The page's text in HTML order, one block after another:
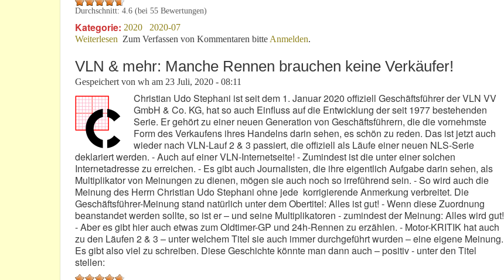
Durchschnitt: 4.6 (bei 55 Bewertungen)
Kategorie: 2020
2020-07
Weiterlesen über Wenn‘s um einen entscheidenden Vorteil geht!
Zum Verfassen von Kommentaren bitte Anmelden.
VLN & mehr: Manche Rennen brauchen keine Verkäufer!
Gespeichert von wh am 23 Juli, 2020 - 08:11
Christian Udo Stephani ist seit dem 1. Januar 2020 offiziell Geschäftsführer der VLN VV
GmbH & Co. KG, hat so auch Einfluss auf die Entwicklung der seit 1977 bestehenden
Serie. Er gehört zu einer neuen Generation von Geschäftsführern, die die vornehmste
Form des Verkaufens ihres Handelns darin sehen, es schön zu reden. Das ist jetzt auch
wieder nach VLN-Lauf 2 & 3 passiert, die offiziell als Läufe einer neuen NLS-Serie
deklariert werden. - Auch auf einer VLN-Internetseite! - Zumindest ist die unter einer solchen
Internetadresse zu erreichen. - Es gibt auch Journalisten, die ihre eigentlich Aufgabe darin sehen, als
Multiplikator von Meinungen zu dienen, mögen sie auch noch so irreführend sein. - So wird auch die
Meinung des Herrn Christian Udo Stephani ohne jede korrigierende Anmerkung verbreitet. Die
Geschäftsführer-Meinung stand natürlich unter dem Obertitel: Alles ist gut! - Wenn diese Zuordnung
beanstandet werden sollte, so ist er – und seine Multiplikatoren - zumindest der Meinung: Alles wird gut!
- Aber es gibt hier auch etwas zum Oldtimer-GP und 24h-Rennen zu erzählen. - Motor-KRITIK hat auch
zu den Läufen 2 & 3 – unter welchem Titel sie auch immer durchgeführt wurden – eine eigene Meinung.
Es gibt also viel zu schreiben. Diese Geschichte könnte man dann auch – positiv - unter den Titel
stellen: